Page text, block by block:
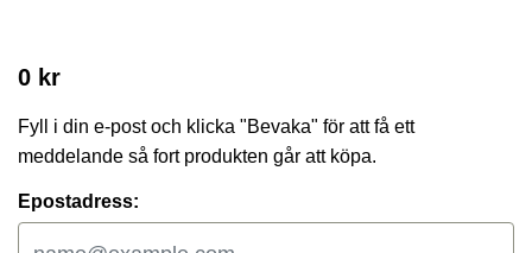
0 kr
Fyll i din e-post och klicka "Bevaka" för att få ett
meddelande så fort produkten går att köpa.
Epostadress: